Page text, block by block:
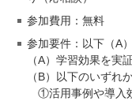
参加費用：無料
参加要件：以下（A
（A）学習効果を実
（B）以下のいずれ
①活用事例や導入